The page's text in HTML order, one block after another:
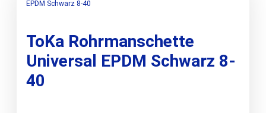
EPDM Schwarz 8-40
ToKa Rohrmanschette
Universal EPDM Schwarz 8-
40